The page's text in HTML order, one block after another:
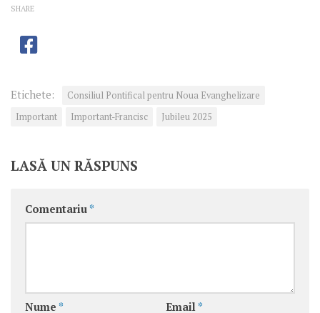
SHARE
Etichete:
Consiliul Pontifical pentru Noua Evanghelizare
Important
Important-Francisc Jubileu 2025
LASĂ UN RĂSPUNS
Comentariu *
Nume * Email *